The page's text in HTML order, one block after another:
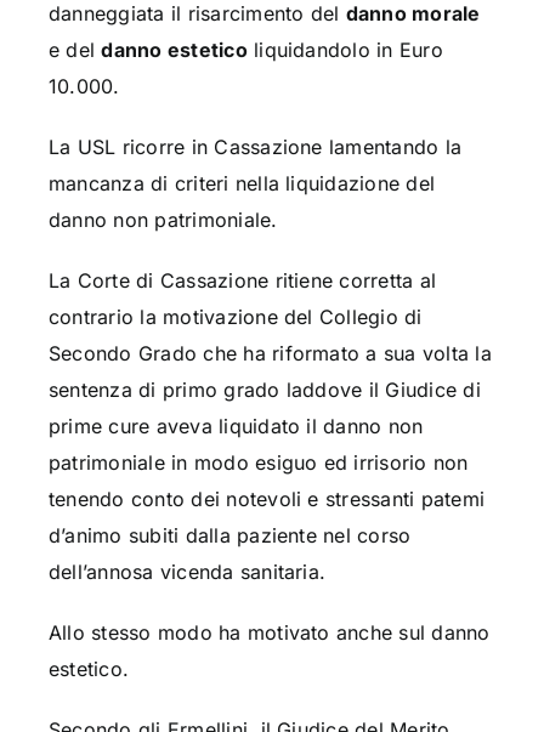
danneggiata il risarcimento del danno morale
e deldanno esteticoliquidandolo in Euro
10.000.
La USL ricorre in Cassazione lamentando la
mancanza di criteri nella liquidazione del
danno non patrimoniale.
La Corte di Cassazione ritiene corretta al
contrario la motivazione del Collegio di
Secondo Grado che ha riformato a sua volta la
sentenza di primo grado laddove il Giudice di
prime cure aveva liquidato il danno non
patrimoniale in modo esiguo ed irrisorio non
tenendo conto dei notevoli e stressanti patemi
d’animo subiti dalla paziente nel corso
dell’annosa vicenda sanitaria.
Allo stesso modo ha motivato anche sul danno
estetico.